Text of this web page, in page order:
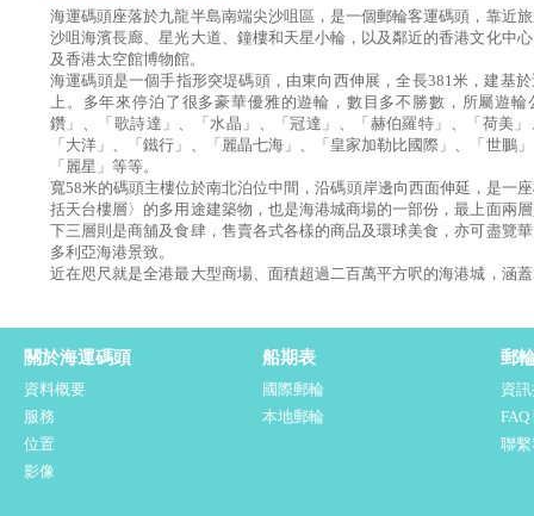
海運碼頭座落於九龍半島南端尖沙咀區，是一個郵輪客運碼頭，靠近
沙咀海濱長廊、星光大道、鐘樓和天星小輪，以及鄰近的香港文化中
及香港太空館博物館。
海運碼頭是一個手指形突堤碼頭，由東向西伸展，全長381米，建基
上。多年來停泊了很多豪華優雅的遊輪，數目多不勝數，所屬遊輪
鑽」、「歌詩達」、「水晶」、「冠達」、「赫伯羅特」、「荷美
「大洋」、「鐵行」、「麗晶七海」、「皇家加勒比國際」、「世鵬
「麗星」等等。
寬58米的碼頭主樓位於南北泊位中間，沿碼頭岸邊向西面伸延，是一
括天台樓層〉的多用途建築物，也是海港城商場的一部份，最上面兩
下三層則是商舖及食肆，售賣各式各樣的商品及環球美食，亦可盡覽
多利亞海港景致。
近在咫尺就是全港最大型商場、面積超過二百萬平方呎的海港城，涵
關於海運碼頭
資料概要
服務
位置
影像
船期表
國際郵輪
本地郵輪
郵
資
聯